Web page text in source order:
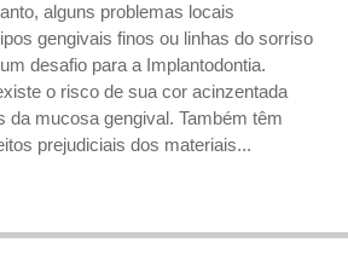
alguns problemas locais
gengivais finos ou linhas do sorriso
desafio para a Implantodontia.
o risco de sua cor acinzentada
da mucosa gengival. Também têm
prejudiciais dos materiais...